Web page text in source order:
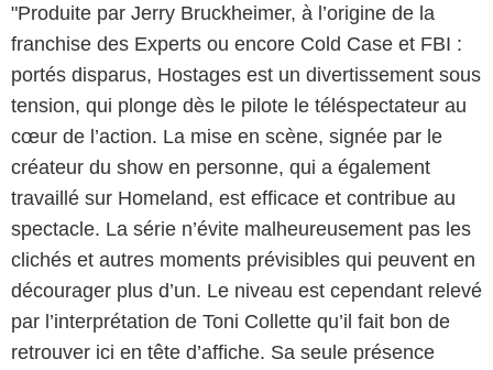
"Produite par Jerry Bruckheimer, à l’origine de la
franchise des Experts ou encore Cold Case et FBI :
portés disparus, Hostages est un divertissement sous
tension, qui plonge dès le pilote le téléspectateur au
cœur de l’action. La mise en scène, signée par le
créateur du show en personne, qui a également
travaillé sur Homeland, est efficace et contribue au
spectacle. La série n’évite malheureusement pas les
clichés et autres moments prévisibles qui peuvent en
décourager plus d’un. Le niveau est cependant relevé
par l’interprétation de Toni Collette qu’il fait bon de
retrouver ici en tête d’affiche. Sa seule présence